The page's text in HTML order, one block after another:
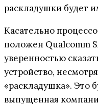
раскладушки будет
Касательно
положен Qualcomm
уверенностью
устройство,
«раскладушка». Это
выпущенная